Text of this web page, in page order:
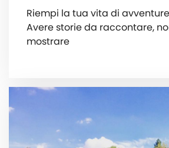
Riempi la tua vita di
Avere storie da raccontare,
mostrare ️